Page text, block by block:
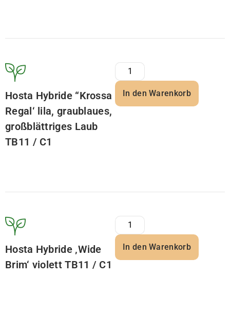
Hosta Hybride “Krossa
Regal‘ lila, graublaues,
großblättriges Laub
TB11 / C1
In den Warenkorb
Hosta Hybride ‚Wide
Brim‘ violett TB11 / C1
In den Warenkorb